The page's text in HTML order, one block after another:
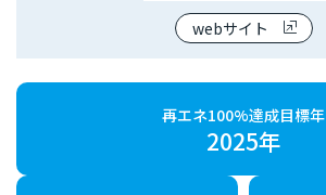
webサイト
再エネ100%達成目標年
2025年